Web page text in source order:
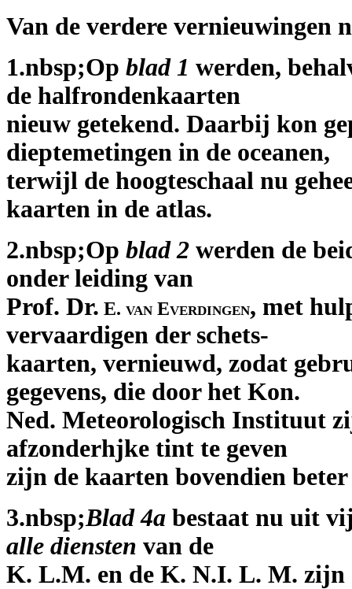
Van de verdere vernieuwingen
1.nbsp;Op blad 1 werden,
de halfrondenkaarten
nieuw getekend. Daarbij kon
dieptemetingen in de oceanen,
terwijl de hoogteschaal nu
kaarten in de atlas.
2.nbsp;Op blad 2 werden de
onder leiding van
Prof. Dr. E. van Everdingen, met
vervaardigen der schets-
kaarten, vernieuwd, zodat
gegevens, die door het Kon.
Ned. Meteorologisch Instituut
afzonderhjke tint te geven
zijn de kaarten bovendien beter
3.nbsp;Blad 4a bestaat nu uit
alle diensten van de
K. L.M. en de K. N.I. L. M. zijn